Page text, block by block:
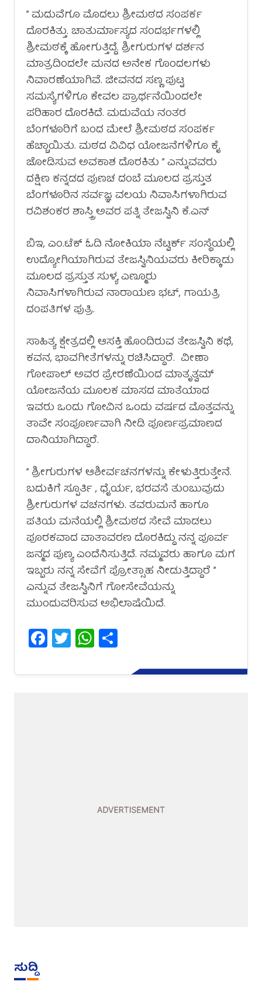
” ಮದುವೆಗೂ ಮೊದಲು ಶ್ರೀಮಠದ ಸಂಪರ್ಕ
ದೊರಕಿತ್ತು. ಚಾತುರ್ಮಾಸ್ಯದ ಸಂದರ್ಭಗಳಲ್ಲಿ
ಶ್ರೀಮಠಕ್ಕೆ ಹೋಗುತ್ತಿದ್ದೆ. ಶ್ರೀಗುರುಗಳ ದರ್ಶನ
ಮಾತ್ರದಿಂದಲೇ ಮನದ ಅನೇಕ ಗೊಂದಲಗಳು
ನಿವಾರಣೆಯಾಗಿವೆ. ಜೀವನದ ಸಣ್ಣ ಪುಟ್ಟ
ಸಮಸ್ಯೆಗಳಿಗೂ ಕೇವಲ ಪ್ರಾರ್ಥನೆಯಿಂದಲೇ
ಪರಿಹಾರ ದೊರಕಿದೆ. ಮದುವೆಯ ನಂತರ
ಬೆಂಗಳೂರಿಗೆ ಬಂದ ಮೇಲೆ ಶ್ರೀಮಠದ ಸಂಪರ್ಕ
ಹೆಚ್ಚಾಯಿತು. ಮಠದ ವಿವಿಧ ಯೋಜನೆಗಳಿಗೂ ಕೈ
ಜೋಡಿಸುವ ಅವಕಾಶ ದೊರಕಿತು ” ಎನ್ನುವವರು
ದಕ್ಷಿಣ ಕನ್ನಡದ ಪುಣಚ ದಂಬೆ ಮೂಲದ ಪ್ರಸ್ತುತ
ಬೆಂಗಳೂರಿನ ಸರ್ವಜ್ಞ ವಲಯ ನಿವಾಸಿಗಳಾಗಿರುವ
ರವಿಶಂಕರ ಶಾಸ್ತ್ರಿ ಅವರ ಪತ್ನಿ ತೇಜಸ್ವಿನಿ ಕೆ.ಎನ್
ಬಿಇ, ಎಂ.ಟೆಕ್ ಓದಿ ನೋಕಿಯಾ ನೆಟ್ವರ್ಕ್ ಸಂಸ್ಥೆಯಲ್ಲಿ
ಉದ್ಯೋಗಿಯಾಗಿರುವ ತೇಜಸ್ವಿನಿಯವರು ಕೀರಿಕ್ಕಾಡು
ಮೂಲದ ಪ್ರಸ್ತುತ ಸುಳ್ಯ ಎಣ್ಮೂರು
ನಿವಾಸಿಗಳಾಗಿರುವ ನಾರಾಯಣ ಭಟ್, ಗಾಯತ್ರಿ
ದಂಪತಿಗಳ ಪುತ್ರಿ.
ಸಾಹಿತ್ಯ ಕ್ಷೇತ್ರದಲ್ಲಿ ಆಸಕ್ತಿ ಹೊಂದಿರುವ ತೇಜಸ್ವಿನಿ ಕಥೆ,
ಕವನ, ಭಾವಗೀತೆಗಳನ್ನು ರಚಿಸಿದ್ದಾರೆ. ‌ ವೀಣಾ
ಗೋಪಾಲ್ ಅವರ ಪ್ರೇರಣೆಯಿಂದ ಮಾತೃತ್ವಮ್
ಯೋಜನೆಯ ಮೂಲಕ ಮಾಸದ ಮಾತೆಯಾದ
ಇವರು ಒಂದು ಗೋವಿನ ಒಂದು ವರ್ಷದ ಮೊತ್ತವನ್ನು
ತಾವೇ ಸಂಪೂರ್ಣವಾಗಿ ನೀಡಿ ಪೂರ್ಣಪ್ರಮಾಣದ
ದಾನಿಯಾಗಿದ್ದಾರೆ.
” ಶ್ರೀಗುರುಗಳ ಆಶೀರ್ವಚನಗಳನ್ನು ಕೇಳುತ್ತಿರುತ್ತೇನೆ.
ಬದುಕಿಗೆ ಸ್ಪೂರ್ತಿ , ಧೈರ್ಯ, ಭರವಸೆ ತುಂಬುವುದು
ಶ್ರೀಗುರುಗಳ ವಚನಗಳು. ತವರುಮನೆ ಹಾಗೂ
ಪತಿಯ ಮನೆಯಲ್ಲಿ ಶ್ರೀಮಠದ ಸೇವೆ ಮಾಡಲು
ಪೂರಕವಾದ ವಾತಾವರಣ ದೊರಕಿದ್ದು ನನ್ನ ಪೂರ್ವ
ಜನ್ಮದ ಪುಣ್ಯ ಎಂದೆನಿಸುತ್ತಿದೆ. ನಮ್ಮವರು ಹಾಗೂ ಮಗ
ಇಬ್ಬರು ನನ್ನ ಸೇವೆಗೆ ಪ್ರೋತ್ಸಾಹ ನೀಡುತ್ತಿದ್ದಾರೆ ”
ಎನ್ನುವ ತೇಜಸ್ವಿನಿಗೆ ಗೋಸೇವೆಯನ್ನು
ಮುಂದುವರಿಸುವ ಅಭಿಲಾಷೆಯಿದೆ.
Facebook
TwitterWhatsApp
ಸುದ್ದಿ